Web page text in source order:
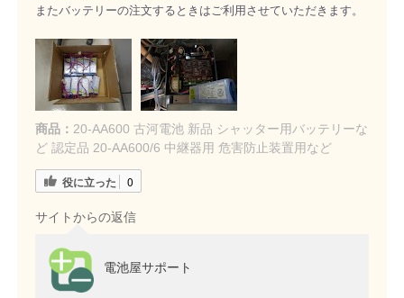
またバッテリーの注文するときはご利用させていただきます。
商品： 20-AA600 古河電池 新品 シャッター用バッテリーな
ど 認定品 20-AA600/6 中継器用 危害防止装置用など
役に立った 0
サイトからの返信
電池屋サポート